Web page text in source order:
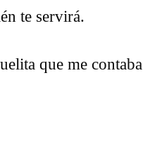
te servirá.
que me contaba